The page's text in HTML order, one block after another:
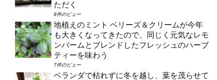
ただく
8件のビュー
地植えのミント ベリーズ＆クリームが今年
も大きくなってきたので、同じく元気なレモ
ンバームとブレンドしたフレッシュのハーブ
ティーを味わう
7件のビュー
ベランダで枯れずに冬を越し、葉を茂らせて